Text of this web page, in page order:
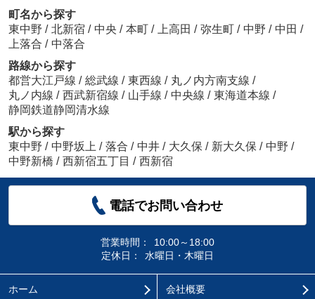
町名から探す
東中野 / 北新宿 / 中央 / 本町 / 上高田 / 弥生町 / 中野 / 中田 /
上落合 / 中落合
路線から探す
都営大江戸線 / 総武線 / 東西線 / 丸ノ内方南支線 /
丸ノ内線 / 西武新宿線 / 山手線 / 中央線 / 東海道本線 /
静岡鉄道静岡清水線
駅から探す
東中野 / 中野坂上 / 落合 / 中井 / 大久保 / 新大久保 / 中野 /
中野新橋 / 西新宿五丁目 / 西新宿
電話でお問い合わせ
営業時間：
10:00～18:00
定休日：
水曜日・木曜日
ホーム 会社概要